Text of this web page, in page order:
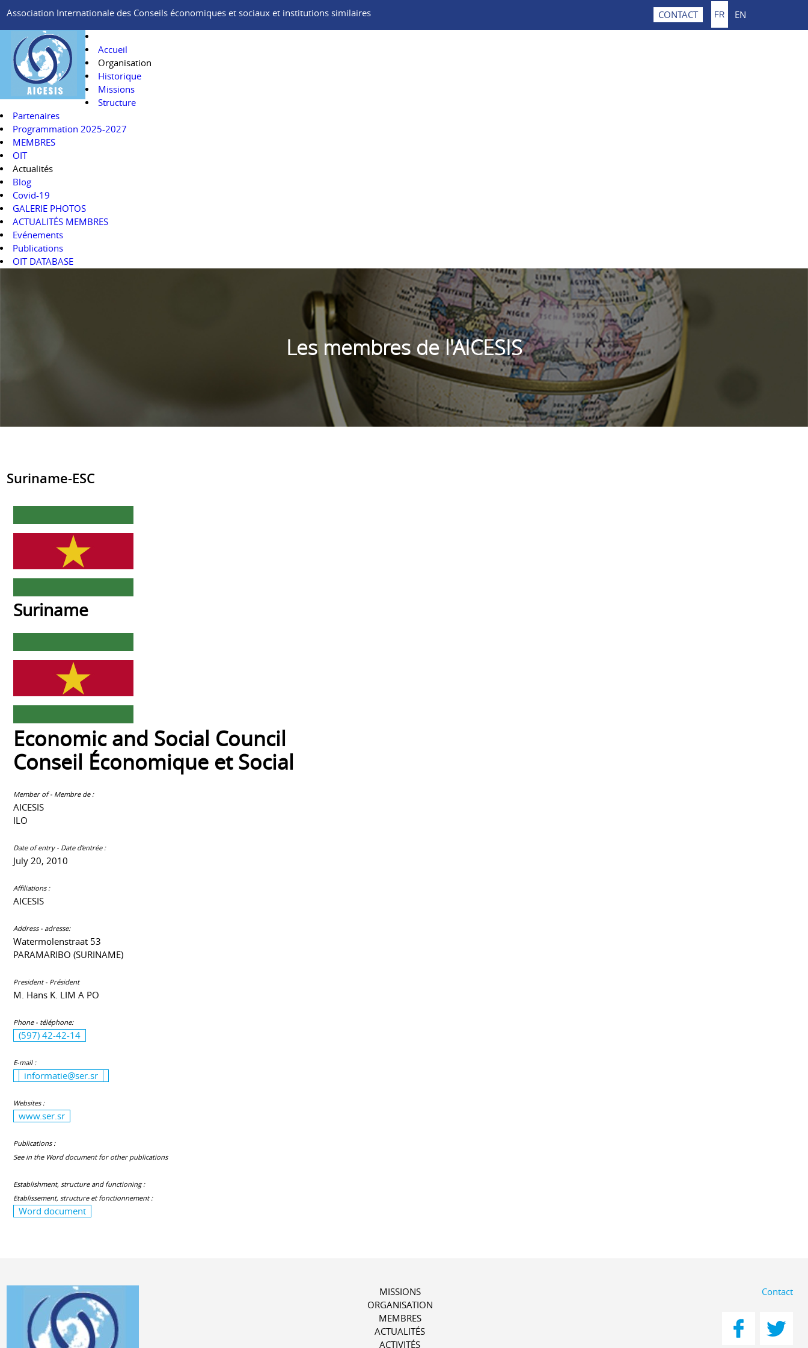
Association Internationale des Conseils économiques et sociaux et institutions similaires CONTACT FR EN
Accueil
Organisation
Historique
Missions
Structure
Partenaires
Programmation 2025-2027
MEMBRES
OIT
Actualités
Blog
Covid-19
GALERIE PHOTOS
ACTUALITÉS MEMBRES
Evénements
Publications
OIT DATABASE
Les membres de l'AICESIS
Suriname-ESC
Suriname
Economic and Social Council
Conseil Économique et Social
Member of - Membre de :
AICESIS
ILO
Date of entry - Date d'entrée :
July 20, 2010
Affiliations :
AICESIS
Address - adresse:
Watermolenstraat 53
PARAMARIBO (SURINAME)
President - Président
M. Hans K. LIM A PO
Phone - téléphone:
(597) 42-42-14
E-mail :
informatie@ser.sr
Websites :
www.ser.sr
Publications :
See in the Word document for other publications
Establishment, structure and functioning :
Etablissement, structure et fonctionnement :
Word document
MISSIONS
ORGANISATION
MEMBRES
ACTUALITÉS
ACTIVITÉS
Contact